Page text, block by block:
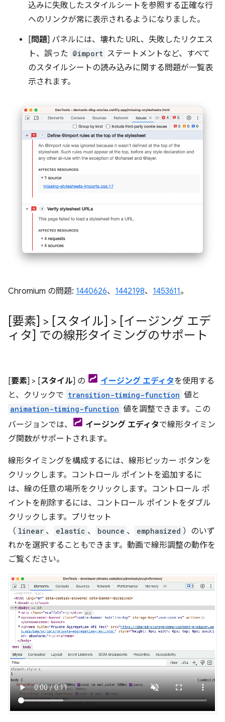
込みに失敗したスタイルシートを参照する正確な行
へのリンクが常に表示されるようになりました。
[ 問題] パネルには、壊れた URL、失敗したリクエス
ト、誤った @import ステートメントなど、すべて
のスタイルシートの読み込みに関する問題が一覧表
示されます。
Chromium の問題: 1440626、 1442198、 1453611。
[要素] > [スタイル] > [イージング エデ
ィタ] での線形タイミングのサポート
[要素] > [スタイル] の イージング エディタを使用する
と、クリックで transition-timing-function 値と
animation-timing-function 値を調整できます。この
バージョンでは、
イージング エディタで線形タイミン
グ関数がサポートされます。
線形タイミングを構成するには、線形ピッカー ボタンを
クリックします。コントロール ポイントを追加するに
は、線の任意の場所をクリックします。コントロール ポ
イントを削除するには、コントロール ポイントをダブル
クリックします。プリセット
（ linear 、 elastic 、 bounce 、 emphasized ）のいず
れかを選択することもできます。動画で線形調整の動作を
ご覧ください。